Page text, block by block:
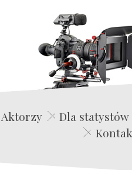
Aktorzy Dla statystów